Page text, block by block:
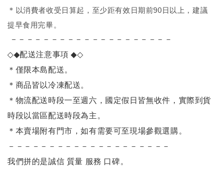
＊ 以消費者收受日算起，至少距有效日期前90日以上，建議
提早食用完畢。
－－－－－－－－－－－－－－－－－－－－
◇◆配送注意事項◆◇
＊僅限本島配送。
＊商品皆以冷凍配送。
＊物流配送時段一至週六，國定假日皆無收件，實際到貨
時段以當區配送時段為主。
＊本賣場附有門市，如有需要可至現場參觀選購。
－－－－－－－－－－－－－－－－－－－－
我們拼的是誠信 質量 服務 口碑。